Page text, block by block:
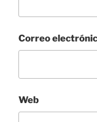
Correo
Web